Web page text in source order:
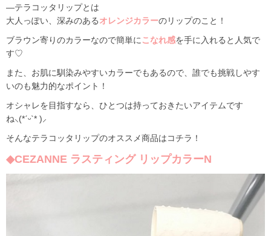
―テラコッタリップとは
大人っぽい、深みのあるオレンジカラーのリップのこと！
ブラウン寄りのカラーなので簡単に こなれ感を手に入れると人気で
す♡
また、お肌に馴染みやすいカラーでもあるので、誰でも挑戦しやす
いのも魅力的なポイント！
オシャレを目指すなら、ひとつは持っておきたいアイテムです
ね⸜(*ˊᵕˋ* )⸝
そんなテラコッタリップのオススメ商品はコチラ！
◆CEZANNE ラスティング リップカラーN